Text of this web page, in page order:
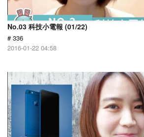
No.03 科技小電報 (01/22)
# 336
2016-01-22 04:58